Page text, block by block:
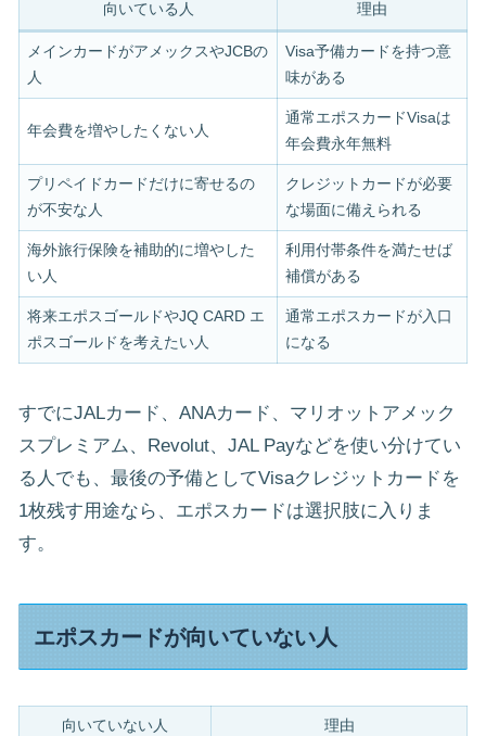
向いている人 理由
メインカードがアメックスやJCBの
人
Visa予備カードを持つ意
味がある
年会費を増やしたくない人
通常エポスカードVisaは
年会費永年無料
プリペイドカードだけに寄せるの
が不安な人
クレジットカードが必要
な場面に備えられる
海外旅行保険を補助的に増やした
い人
利用付帯条件を満たせば
補償がある
将来エポスゴールドやJQ CARD エ
ポスゴールドを考えたい人
通常エポスカードが入口
になる
すでにJALカード、ANAカード、マリオットアメック
スプレミアム、Revolut、JAL Payなどを使い分けてい
る人でも、最後の予備としてVisaクレジットカードを
1枚残す用途なら、エポスカードは選択肢に入りま
す。
エポスカードが向いていない人
向いていない人 理由